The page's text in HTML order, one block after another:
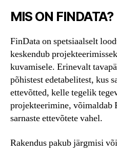
MIS ON FINDATA?
FinData on spetsiaalselt
keskendub
kuvamisele. Erinevalt
põhistest edetabelitest, kus
ettevõtted, kelle tegelik
projekteerimine, võimaldab
sarnaste ettevõtete vahel.
Rakendus pakub järgmisi